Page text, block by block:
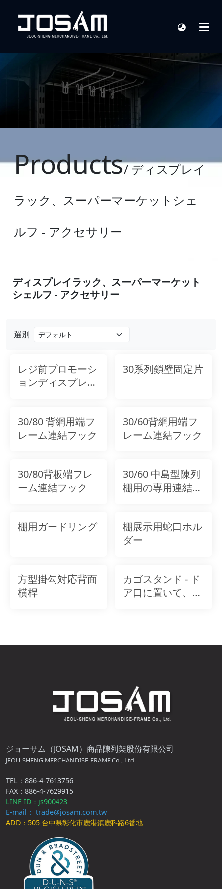
Products/ ディスプレイ
ラック、スーパーマーケットシェ
ルフ - アクセサリー
選別
レジ前プロモーシ
ョンディスプレイ
30系列鎖壁固定片
30/80 背網用端フ
レーム連結フック
30/60背網用端フ
レーム連結フック
30/80背板端フレ
ーム連結フック
30/60 中島型陳列
棚用の専用連結フ
棚用ガードリング
棚展示用蛇口ホル
ダー
方型掛勾対応背面
横桿
カゴスタンド - ド
ア口に置いて、ハ
ディスプレイラック、スーパーマーケット
シェルフ - アクセサリー
ジョーサム（JOSAM）商品陳列架股份有限公司
JEOU-SHENG MERCHANDISE-FRAME Co., Ltd.
TEL：886-4-7613756
FAX：886-4-7629915
LINE ID ： js900423
E-mail： trade@josam.com.tw
ADD ： 505 台中県彰化市鹿港鎮鹿科路6番地